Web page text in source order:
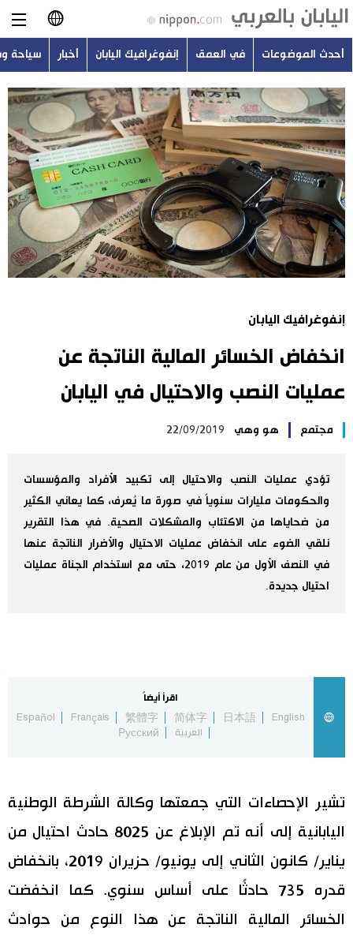
日本語
English
简体字
繁體字
Français
Español
أحدث الموضوعات
في العمق
إنفوغرافيك اليابان
سياحة وسفر
مانغا وأنيمي
صور
ثقافة
لايف ستايل
طوكيو
الأكثر تفاعلا
أحدث الموضوعات في العمق إنفوغرافيك اليابان أخبار سياحة
إنفوغرافيك اليابان
انخفاض الخسائر المالية الناتجة عن
عمليات النصب والاحتيال في اليابان
مجتمع هو وهي 22/09/2019
تؤدي عمليات النصب والاحتيال إلى تكبيد الأفراد والمؤسسات
والحكومات مليارات سنوياً في صورة ما يُعرف، كما يعاني الكثير
من ضحاياها من الاكتئاب والمشكلات الصحية. في هذا التقرير
نلقي الضوء على انخفاض عمليات الاحتيال والأضرار الناتجة عنها
في النصف الأول من عام 2019، حتى مع استخدام الجناة عمليات
احتيال جديدة.
اقرأ أيضاً
English
日本語
简体字
繁體字
Français
Español
العربية
Русский
تشير الإحصاءات التي جمعتها وكالة الشرطة الوطنية
اليابانية إلى أنه تم الإبلاغ عن 8025 حادث احتيال من
يناير/ كانون الثاني إلى يونيو/ حزيران 2019، بانخفاض
قدره 735 حادثًا على أساس سنوي. كما انخفضت
الخسائر المالية الناتجة عن هذا النوع من حوادث